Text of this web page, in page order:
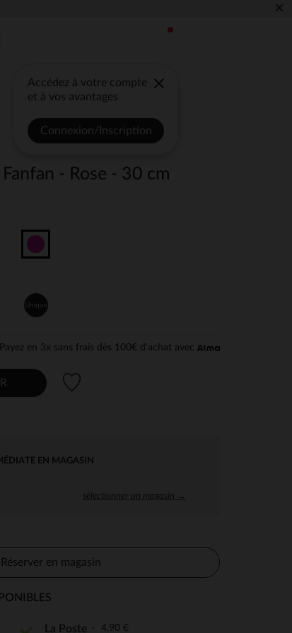
×
Accédez à votre compte
et à vos avantages
Connexion/Inscription
- Rose - 30 cm
Unique
Payez en 3x sans frais dès 100€ d'achat avec
EN MAGASIN
sélectionner un magasin →
Réserver en magasin
La Poste 4,90 €